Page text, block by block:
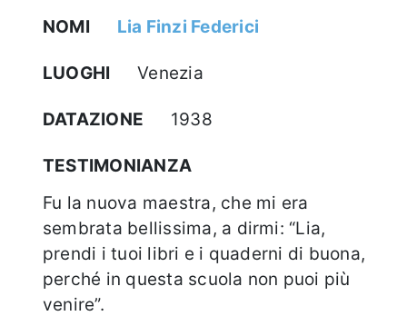
NOMI
Lia Finzi Federici
LUOGHI Venezia
DATAZIONE 1938
TESTIMONIANZA
Fu la nuova maestra, che mi era
sembrata bellissima, a dirmi: “Lia,
prendi i tuoi libri e i quaderni di buona,
perché in questa scuola non puoi più
venire”.